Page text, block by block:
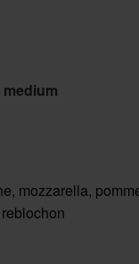
mozzarella,